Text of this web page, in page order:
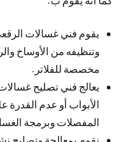
يقوم فني غسالات
وتنظيفه من الأوساخ
مخصصة للفلاتر.
يعالج فني تصليح
الأبواب أو عدم القدرة
المفصلات وبرمجة